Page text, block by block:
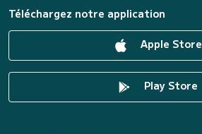
Téléchargez notre application
Apple Store
Play Store